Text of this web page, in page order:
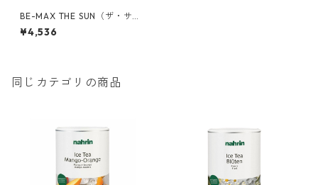
BE-MAX THE SUN（ザ・サ
ン）
¥4,536
同じカテゴリの商品